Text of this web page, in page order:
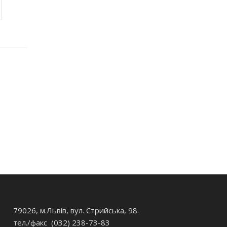
79026, м.Львів, вул. Стрийська, 98.
тел./факс (032) 238-73-83